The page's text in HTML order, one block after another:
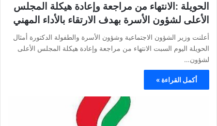
الحويلة :الانتهاء من مراجعة وإعادة هيكلة المجلس
الأعلى لشؤون الأسرة بهدف الارتقاء بالأداء المهني
أعلنت وزير الشؤون الاجتماعية وشؤون الأسرة والطفولة الدكتورة أمثال
الحويلة اليوم السبت الانتهاء من مراجعة وإعادة هيكلة المجلس الأعلى
لشؤون…
أكمل القراءة »